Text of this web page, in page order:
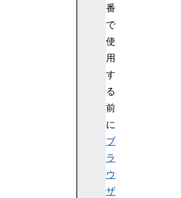
番
で
使
用
す
る
前
に
ブ
ラ
ウ
ザ